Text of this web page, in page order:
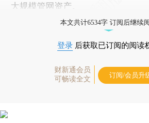
大规模管网资产。
本文共计6534字 订阅后继续
登录 后获取已订阅的阅读
财新通会员
可畅读全文
订阅/会员升